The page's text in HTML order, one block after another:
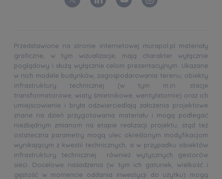
Przedstawione na stronie internetowej murapol.pl materiały
graficzne, w tym wizualizacje, mają charakter wyłącznie
poglądowy i służą wyłącznie celom prezentacyjnym. Ukazane
w nich modele budynków, zagospodarowania terenu, obiekty
infrastruktury technicznej (w tym m.in. stacje
transformatorowe, wiaty śmietnikowe, wentylatornie) oraz ich
umiejscowienie i bryła odzwierciedlają założenia projektowe
znane na dzień przygotowania materiału i mogą podlegać
niezbędnym zmianom na etapie realizacji projektu, stąd też
ostateczna parametry mogą ulec określonym modyfikacjom
wynikającym z kwestii technicznych, a w przypadku obiektów
infrastruktury technicznej również wytycznych gestorów
sieci. Docelowe nasadzenia (w tym ich gatunek, wielkość i
gęstość w momencie oddania inwestycji do użytku) mogą